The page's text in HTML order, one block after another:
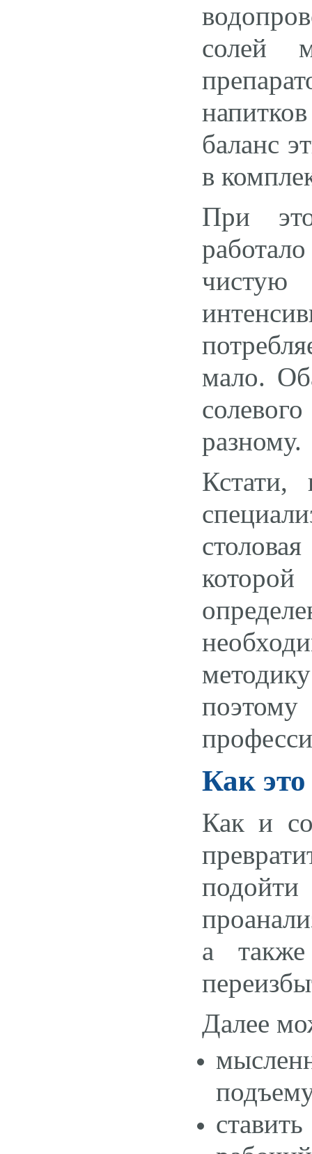
солей
баланс
в
При
чистую
мало.
разному.
Кстати,
поэтому
Как
Как и
а
Далее